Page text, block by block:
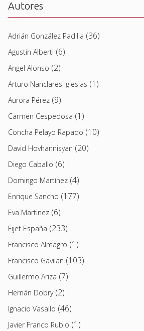
Autores
Adrián González Padilla (36)
Agustín Alberti (6)
Angel Alonso (2)
Arturo Nanclares Iglesias (1)
Aurora Pérez (9)
Carmen Cespedosa (1)
Concha Pelayo Rapado (10)
David Hovhannisyan (20)
Diego Caballo (6)
Domingo Martínez (4)
Enrique Sancho (177)
Eva Martinez (6)
Fijet España (233)
Francisco Almagro (1)
Francisco Gavilan (103)
Guillermo Ariza (7)
Hernán Dobry(2)
Ignacio Vasallo (46)
Javier Franco Rubio (1)